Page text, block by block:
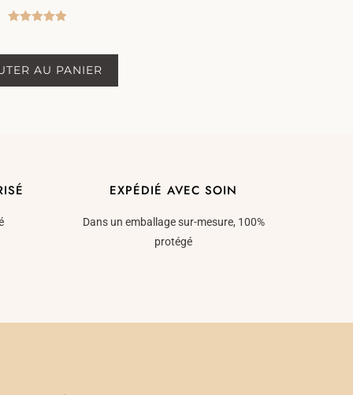
AU PANIER
EXPÉDIÉ AVEC SOIN
Dans un emballage sur-mesure, 100%
protégé